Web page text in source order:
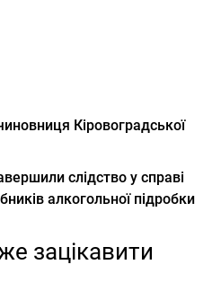
Кіровоградської
слідство у справі
алкогольної підробки
зацікавити